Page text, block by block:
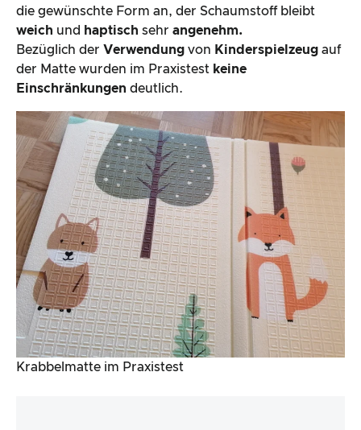
die gewünschte Form an, der Schaumstoff bleibt
weich und haptisch sehr angenehm.
Bezüglich der Verwendung von Kinderspielzeug auf
der Matte wurden im Praxistest keine
Einschränkungen deutlich.
Krabbelmatte im Praxistest